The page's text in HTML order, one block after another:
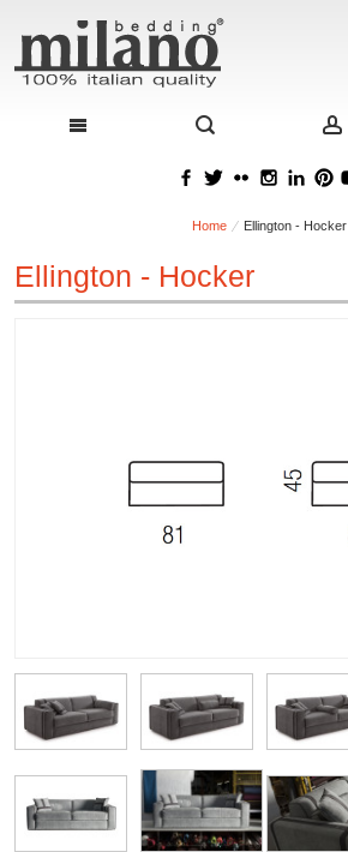
Home Ellington - Hocker
Ellington - Hocker